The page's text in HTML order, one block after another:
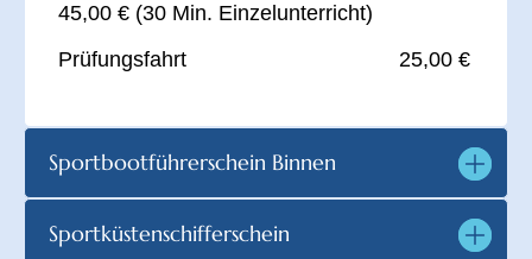
45,00 € (30 Min. Einzelunterricht)
Prüfungsfahrt 25,00 €
Sportbootführerschein Binnen
Sportküstenschifferschein